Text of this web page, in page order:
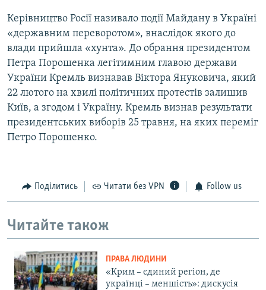
Керівництво Росії називало події Майдану в Україні
«державним переворотом», внаслідок якого до
влади прийшла «хунта». До обрання президентом
Петра Порошенка легітимним главою держави
України Кремль визнавав Віктора Януковича, який
22 лютого на хвилі політичних протестів залишив
Київ, а згодом і Україну. Кремль визнав результати
президентських виборів 25 травня, на яких переміг
Петро Порошенко.
Поділитись Читати без VPN Follow us
Читайте також
ПРАВА ЛЮДИНИ
«Крим – єдиний регіон, де
українці – меншість»: дискусія